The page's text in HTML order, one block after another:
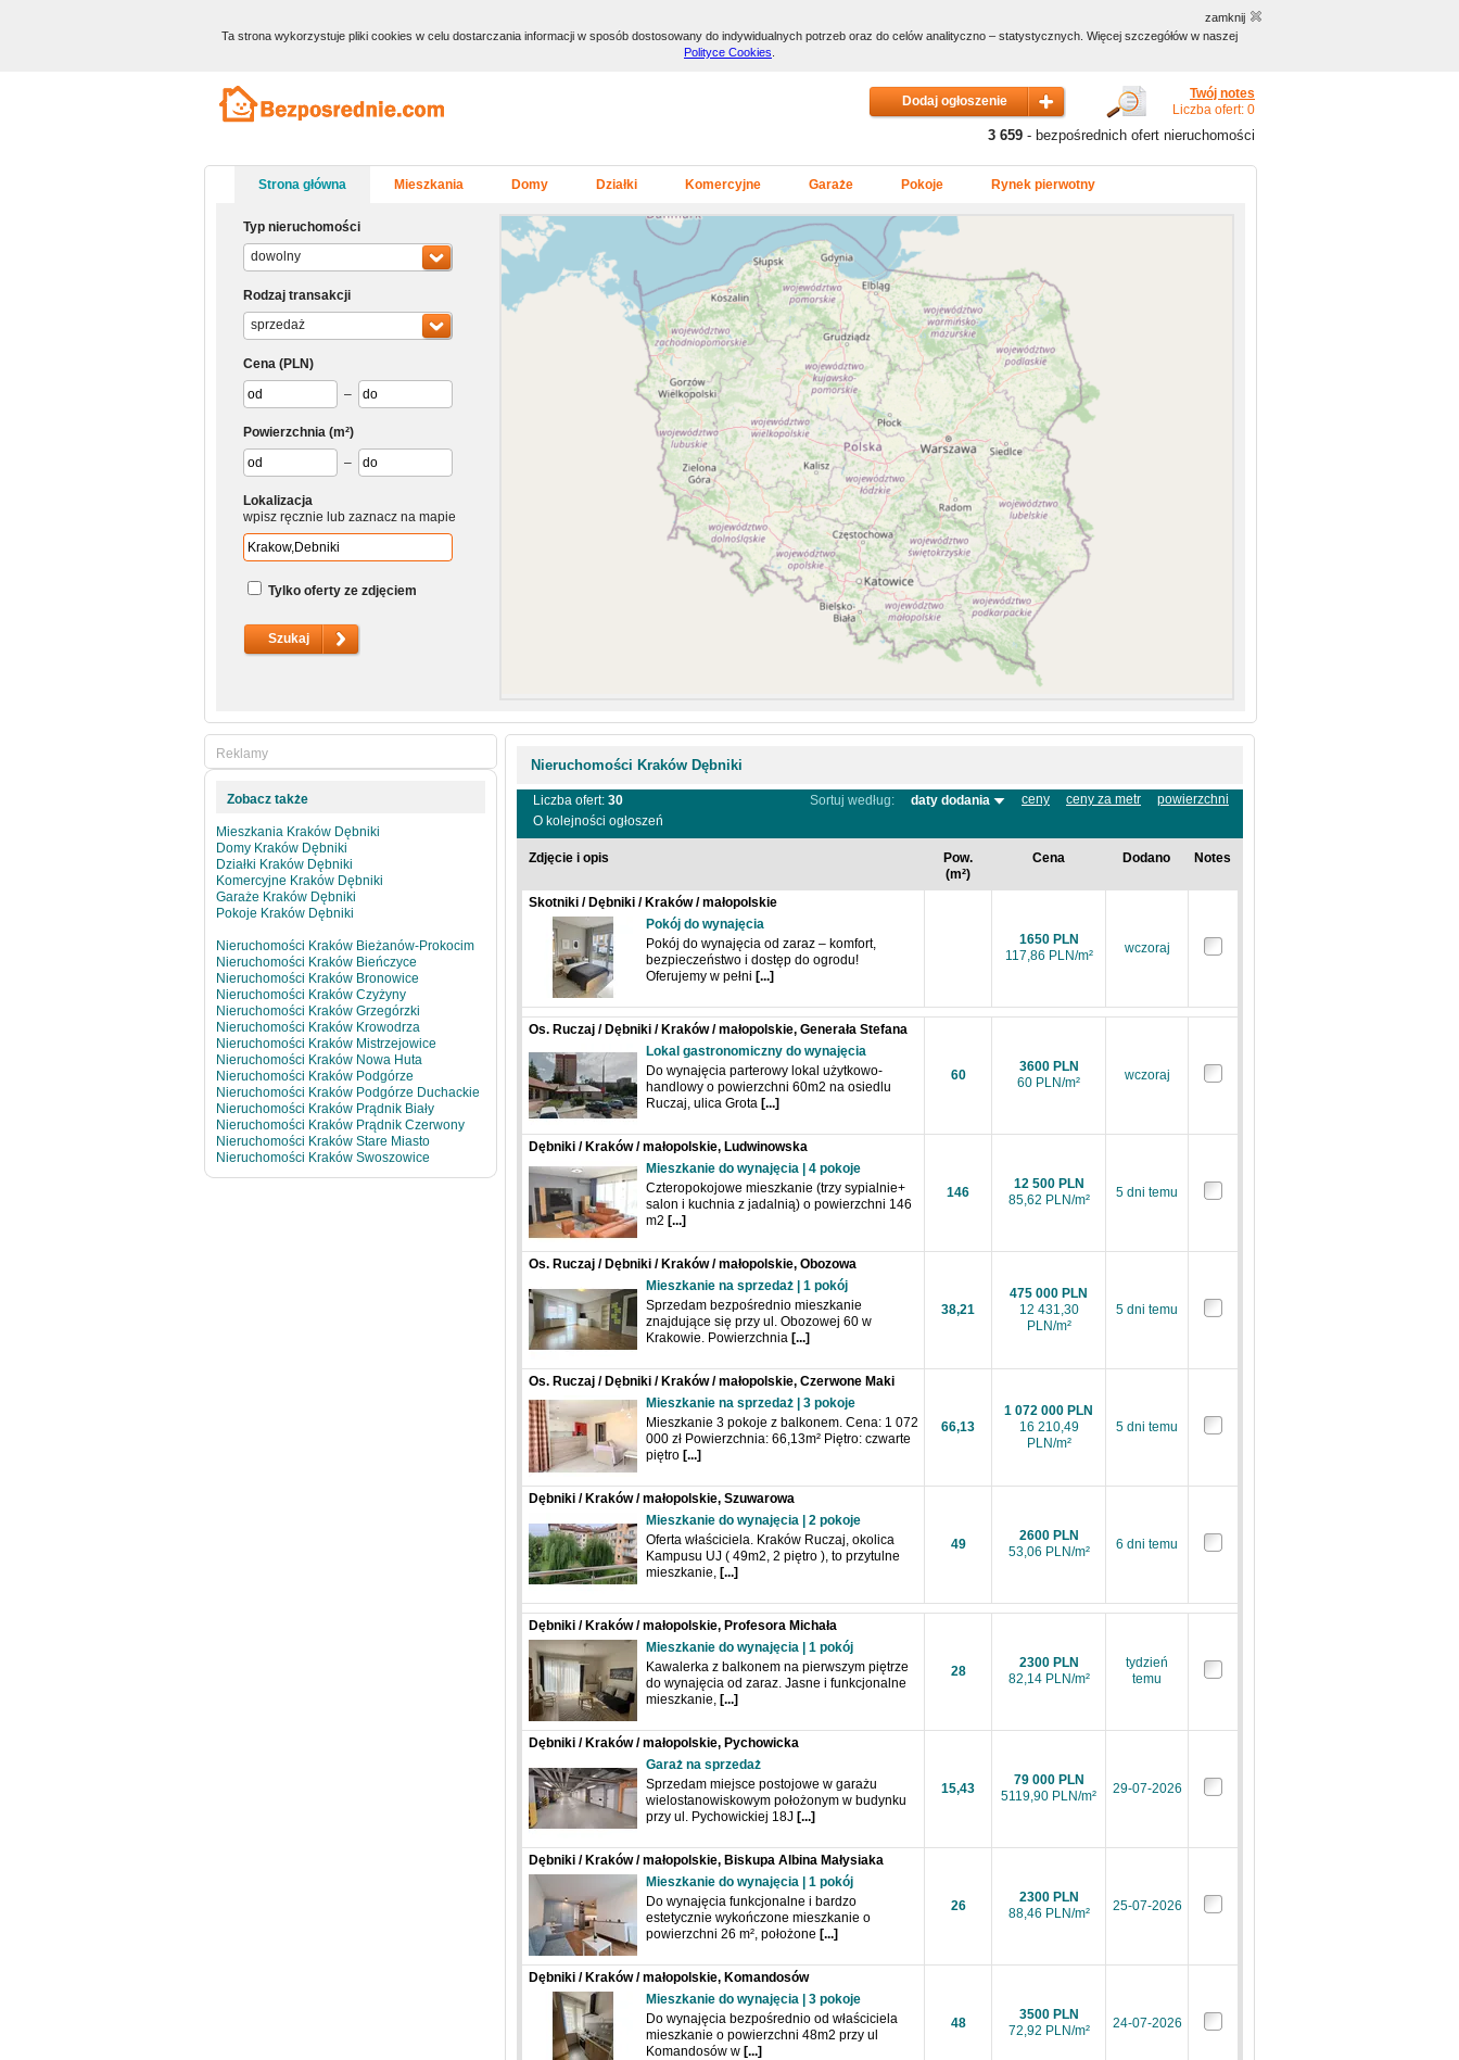
zamknij
Ta strona wykorzystuje pliki cookies w celu dostarczania informacji w sposób dostosowany do indywidualnych potrzeb oraz do celów analityczno – statystycznych. Więcej szczegółów w naszej
Polityce Cookies
Twój notes
Liczba ofert: 0
3 659 - bezpośrednich ofert nieruchomości
Strona główna Mieszkania Domy Działki Komercyjne Garaże Pokoje Rynek pierwotny
Typ nieruchomości
dowolny
Rodzaj transakcji
sprzedaż
Cena (PLN)
–
Powierzchnia (m²)
–
Lokalizacja
wpisz ręcznie lub zaznacz na mapie
Tylko oferty ze zdjęciem
Nieruchomości Kraków Dębniki
Liczba ofert: 30 Sortuj według: daty dodania ceny ceny za metr
powierzchni
O kolejności ogłoszeń
Zdjęcie i opis
Pow.
(m²)
Cena Dodano Notes
Skotniki / Dębniki / Kraków / małopolskie
Pokój do wynajęcia
Pokój do wynajęcia od zaraz – komfort,
bezpieczeństwo i dostęp do ogrodu!
Oferujemy w pełni [...]
1650 PLN
117,86 PLN/m²
wczoraj
Os. Ruczaj / Dębniki / Kraków / małopolskie, Generała Stefana
Lokal gastronomiczny do wynajęcia
Do wynajęcia parterowy lokal użytkowo-
handlowy o powierzchni 60m2 na osiedlu
Ruczaj, ulica Grota [...]
60
3600 PLN
60 PLN/m²
wczoraj
Dębniki / Kraków / małopolskie, Ludwinowska
Mieszkanie do wynajęcia | 4 pokoje
Czteropokojowe mieszkanie (trzy sypialnie+
salon i kuchnia z jadalnią) o powierzchni 146
m2 [...]
146
12 500 PLN
85,62 PLN/m²
5 dni temu
Os. Ruczaj / Dębniki / Kraków / małopolskie, Obozowa
Mieszkanie na sprzedaż | 1 pokój
Sprzedam bezpośrednio mieszkanie
znajdujące się przy ul. Obozowej 60 w
Krakowie. Powierzchnia [...]
38,21
475 000 PLN
12 431,30
PLN/m²
5 dni temu
Os. Ruczaj / Dębniki / Kraków / małopolskie, Czerwone Maki
Mieszkanie na sprzedaż | 3 pokoje
Mieszkanie 3 pokoje z balkonem. Cena: 1 072
000 zł Powierzchnia: 66,13m² Piętro: czwarte
piętro [...]
66,13
1 072 000 PLN
16 210,49
PLN/m²
5 dni temu
Dębniki / Kraków / małopolskie, Szuwarowa
Mieszkanie do wynajęcia | 2 pokoje
Oferta właściciela. Kraków Ruczaj, okolica
Kampusu UJ ( 49m2, 2 piętro ), to przytulne
mieszkanie, [...]
49
2600 PLN
53,06 PLN/m²
6 dni temu
Dębniki / Kraków / małopolskie, Profesora Michała
Bobrzyńskiego
Mieszkanie do wynajęcia | 1 pokój
Kawalerka z balkonem na pierwszym piętrze
do wynajęcia od zaraz. Jasne i funkcjonalne
mieszkanie, [...]
28
2300 PLN
82,14 PLN/m²
tydzień
temu
Dębniki / Kraków / małopolskie, Pychowicka
Garaż na sprzedaż
Sprzedam miejsce postojowe w garażu
wielostanowiskowym położonym w budynku
przy ul. Pychowickiej 18J [...]
15,43
79 000 PLN
5119,90 PLN/m²
29-07-2026
Dębniki / Kraków / małopolskie, Biskupa Albina Małysiaka
Mieszkanie do wynajęcia | 1 pokój
Do wynajęcia funkcjonalne i bardzo
estetycznie wykończone mieszkanie o
powierzchni 26 m², położone [...]
26
2300 PLN
88,46 PLN/m²
25-07-2026
Dębniki / Kraków / małopolskie, Komandosów
Mieszkanie do wynajęcia | 3 pokoje
Do wynajęcia bezpośrednio od właściciela
mieszkanie o powierzchni 48m2 przy ul
Komandosów w [...]
48
3500 PLN
72,92 PLN/m²
24-07-2026
Reklamy
Zobacz także
Mieszkania Kraków Dębniki
Domy Kraków Dębniki
Działki Kraków Dębniki
Komercyjne Kraków Dębniki
Garaże Kraków Dębniki
Pokoje Kraków Dębniki
Nieruchomości Kraków Bieżanów-Prokocim
Nieruchomości Kraków Bieńczyce
Nieruchomości Kraków Bronowice
Nieruchomości Kraków Czyżyny
Nieruchomości Kraków Grzegórzki
Nieruchomości Kraków Krowodrza
Nieruchomości Kraków Mistrzejowice
Nieruchomości Kraków Nowa Huta
Nieruchomości Kraków Podgórze
Nieruchomości Kraków Podgórze Duchackie
Nieruchomości Kraków Prądnik Biały
Nieruchomości Kraków Prądnik Czerwony
Nieruchomości Kraków Stare Miasto
Nieruchomości Kraków Swoszowice